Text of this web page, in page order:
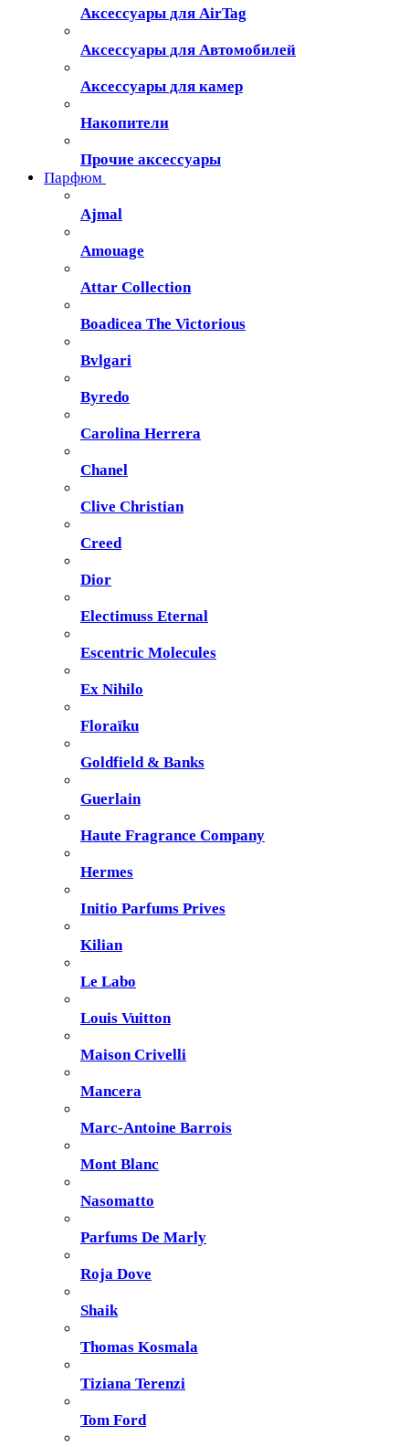
Аксессуары для AirTag
Аксессуары для Автомобилей
Аксессуары для камер
Накопители
Прочие аксессуары
Парфюм
Ajmal
Amouage
Attar Collection
Boadicea The Victorious
Bvlgari
Byredo
Carolina Herrera
Chanel
Clive Christian
Creed
Dior
Electimuss Eternal
Escentric Molecules
Ex Nihilo
Floraïku
Goldfield & Banks
Guerlain
Haute Fragrance Company
Hermes
Initio Parfums Prives
Kilian
Le Labo
Louis Vuitton
Maison Crivelli
Mancera
Marc-Antoine Barrois
Mont Blanc
Nasomatto
Parfums De Marly
Roja Dove
Shaik
Thomas Kosmala
Tiziana Terenzi
Tom Ford